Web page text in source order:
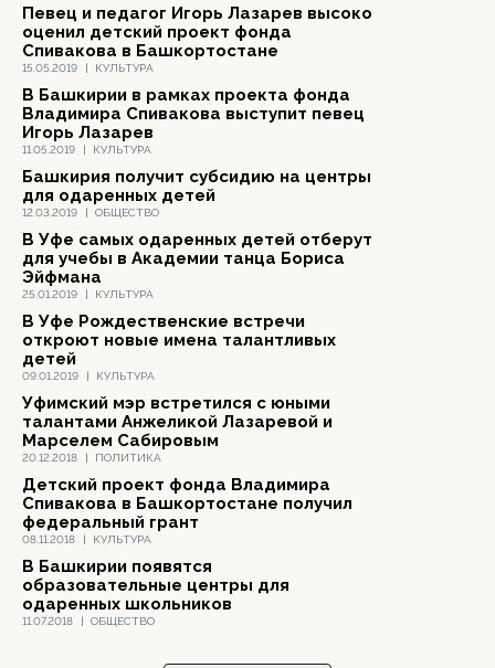
15.05.2019 | КУЛЬТУРА
Певец и педагог Игорь Лазарев высоко
оценил детский проект фонда
Спивакова в Башкортостане
11.05.2019 | КУЛЬТУРА
В Башкирии в рамках проекта фонда
Владимира Спивакова выступит певец
Игорь Лазарев
12.03.2019 | ОБЩЕСТВО
Башкирия получит субсидию на центры
для одаренных детей
25.01.2019 | КУЛЬТУРА
В Уфе самых одаренных детей отберут
для учебы в Академии танца Бориса
Эйфмана
09.01.2019 | КУЛЬТУРА
В Уфе Рождественские встречи
откроют новые имена талантливых
детей
20.12.2018 | ПОЛИТИКА
Уфимский мэр встретился с юными
талантами Анжеликой Лазаревой и
Марселем Сабировым
08.11.2018 | КУЛЬТУРА
Детский проект фонда Владимира
Спивакова в Башкортостане получил
федеральный грант
11.07.2018 | ОБЩЕСТВО
В Башкирии появятся
образовательные центры для
одаренных школьников